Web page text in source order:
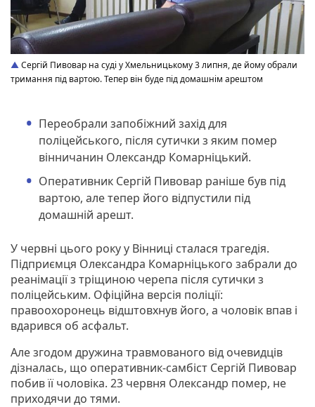
Сергій Пивовар на суді у Хмельницькому 3 липня, де йому обрали
тримання під вартою. Тепер він буде під домашнім арештом
Переобрали запобіжний захід для
поліцейського, після сутички з яким помер
вінничанин Олександр Комарніцький.
Оперативник Сергій Пивовар раніше був під
вартою, але тепер його відпустили під
домашній арешт.
У червні цього року у Вінниці сталася трагедія.
Підприємця Олександра Комарніцького забрали до
реанімації з тріщиною черепа після сутички з
поліцейським. Офіційна версія поліції:
правоохоронець відштовхнув його, а чоловік впав і
вдарився об асфальт.
Але згодом дружина травмованого від очевидців
дізналась, що оперативник-самбіст Сергій Пивовар
побив її чоловіка. 23 червня Олександр помер, не
приходячи до тями.